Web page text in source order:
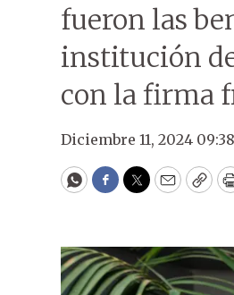
fueron las
institución
con la firma
Diciembre 11, 2024
WhatsApp
Facebook
Twitter
Email